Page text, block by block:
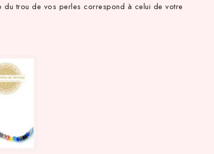
du trou de vos perles correspond à celui de votre